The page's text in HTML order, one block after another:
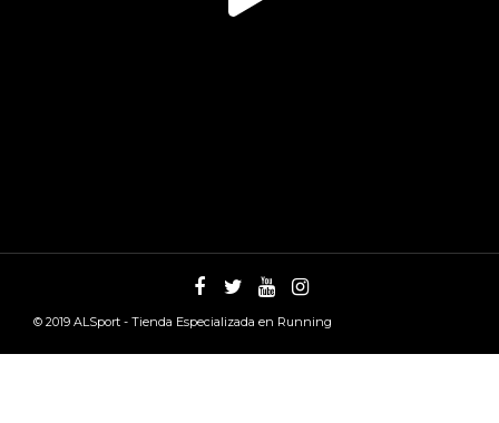
© 2019 ALSport - Tienda Especializada en Running